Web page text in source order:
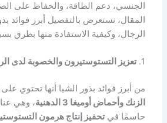
الجنسي، دعم الطاقة، والحفاظ على
المقال، نستعرض بالتفصيل أبرز فوائد
الرجال، وكيفية الاستفادة منها بطرق
1. تعزيز التستوستيرون والخصوبة لدى
من أبرز فوائد بذور الشيا أنها تحتوي
الزنك وأحماض أوميغا 3 الدهنية
، وهي
حاسمًا فيتحفيز إنتاج هرمون